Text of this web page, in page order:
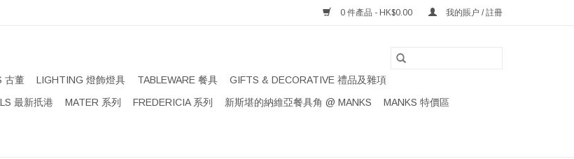
0 件產品 - HK$0.00 我的賬户 / 註冊
古董 LIGHTING 燈飾燈具 TABLEWARE 餐具
GIFTS & DECORATIVE 禮品及雜項
最新扺港 MATER 系列 FREDERICIA 系列 新斯堪的納維亞餐具角 @ MANKS
MANKS 特價區